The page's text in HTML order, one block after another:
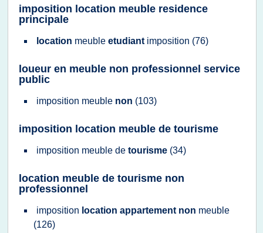
imposition location meuble residence
principale
location meuble etudiant imposition (76)
loueur en meuble non professionnel service
public
imposition meuble non (103)
imposition location meuble de tourisme
imposition meuble de tourisme (34)
location meuble de tourisme non
professionnel
imposition location appartement non meuble
(126)